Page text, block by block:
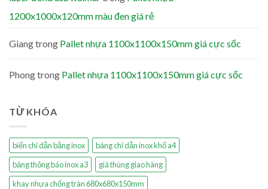
1200x1000x120mm màu đen giá rẻ
Giangtrong Pallet nhựa 1100x1100x150mm giá cực sốc
Phongtrong Pallet nhựa 1100x1100x150mm giá cực sốc
TỪ KHÓA
biển chỉ dẫn bằng inox
bảng chỉ dẫn inox khổ a4
bảng thông báo inox a3
giá thùng giao hàng
khay nhựa chống tràn 680x680x150mm